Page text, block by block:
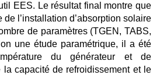
EES. Le résultat final montre que
de l’installation d’absorption solaire
de paramètres (TGEN, TABS,
une étude paramétrique, il a été
du générateur et de
la capacité de refroidissement et le